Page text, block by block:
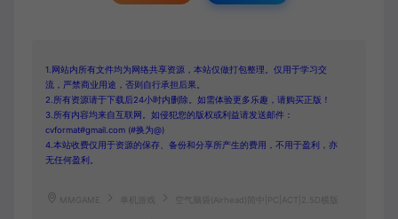
1.网站内所有文件均为网络共享资源，本站仅做打包整理。仅用于学习交
流，严禁商业用途，否则自行承担后果。
2.所有资源请于下载后24小时内删除。如需体验更多乐趣，请购买正版！
3.所有内容均来自互联网。如侵犯您的版权或利益请发送邮件：
cvformat#gmail.com (#换为@)
4.本站收费仅用于资源的保存、备份和分享所产生的费用，不用于盈利，亦
无任何盈利。
MMGAME 空气脑袋(Airhead)简中|PC|ACT|2.5D横版